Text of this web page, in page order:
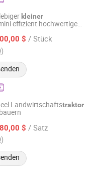
kleiner
effizient hochwertige
$ / Stück
Co., Ltd.
Landwirtschaftstraktor
$ / Satz